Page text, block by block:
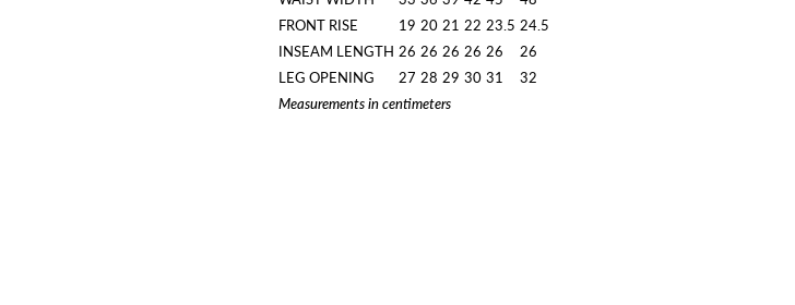
FRONT RISE
19 20 21 22 23.5 24.5
INSEAM LENGTH 26 26 26 26 26
26
LEG OPENING
27 28 29 30 31
32
Measurements in centimeters